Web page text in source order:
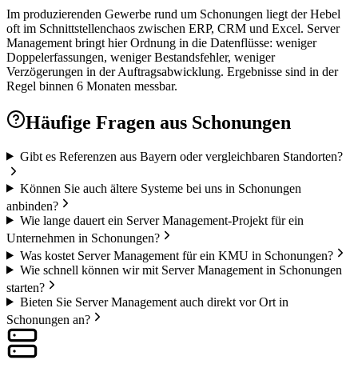
Im produzierenden Gewerbe rund um Schonungen liegt der Hebel
oft im Schnittstellenchaos zwischen ERP, CRM und Excel. Server
Management bringt hier Ordnung in die Datenflüsse: weniger
Doppelerfassungen, weniger Bestandsfehler, weniger
Verzögerungen in der Auftragsabwicklung. Ergebnisse sind in der
Regel binnen 6 Monaten messbar.
Häufige Fragen aus Schonungen
Gibt es Referenzen aus Bayern oder vergleichbaren Standorten?
Können Sie auch ältere Systeme bei uns in Schonungen
anbinden?
Wie lange dauert ein Server Management-Projekt für ein
Unternehmen in Schonungen?
Was kostet Server Management für ein KMU in Schonungen?
Wie schnell können wir mit Server Management in Schonungen
starten?
Bieten Sie Server Management auch direkt vor Ort in
Schonungen an?